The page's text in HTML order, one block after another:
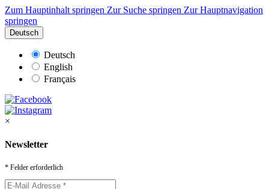
Zum Hauptinhalt springen Zur Suche springen Zur Hauptnavigation
springen
Deutsch
Deutsch
English
Français
×
Newsletter
* Felder erforderlich